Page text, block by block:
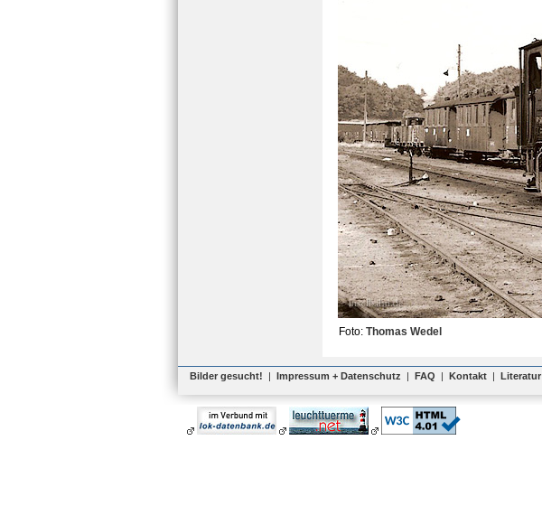
Foto: Thomas Wedel
Bilder gesucht! | Impressum + Datenschutz | FAQ | Kontakt | Literatur